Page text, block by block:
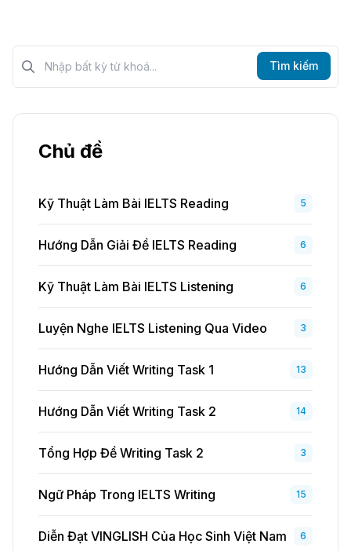
Tìm kiếm?>
Tìm kiếm
Chủ đề
Kỹ Thuật Làm Bài IELTS Reading 5
Hướng Dẫn Giải Đề IELTS Reading 6
Kỹ Thuật Làm Bài IELTS Listening 6
Luyện Nghe IELTS Listening Qua Video 3
Hướng Dẫn Viết Writing Task 1 13
Hướng Dẫn Viết Writing Task 2 14
Tổng Hợp Đề Writing Task 2 3
Ngữ Pháp Trong IELTS Writing 15
Diễn Đạt VINGLISH Của Học Sinh Việt Nam 6